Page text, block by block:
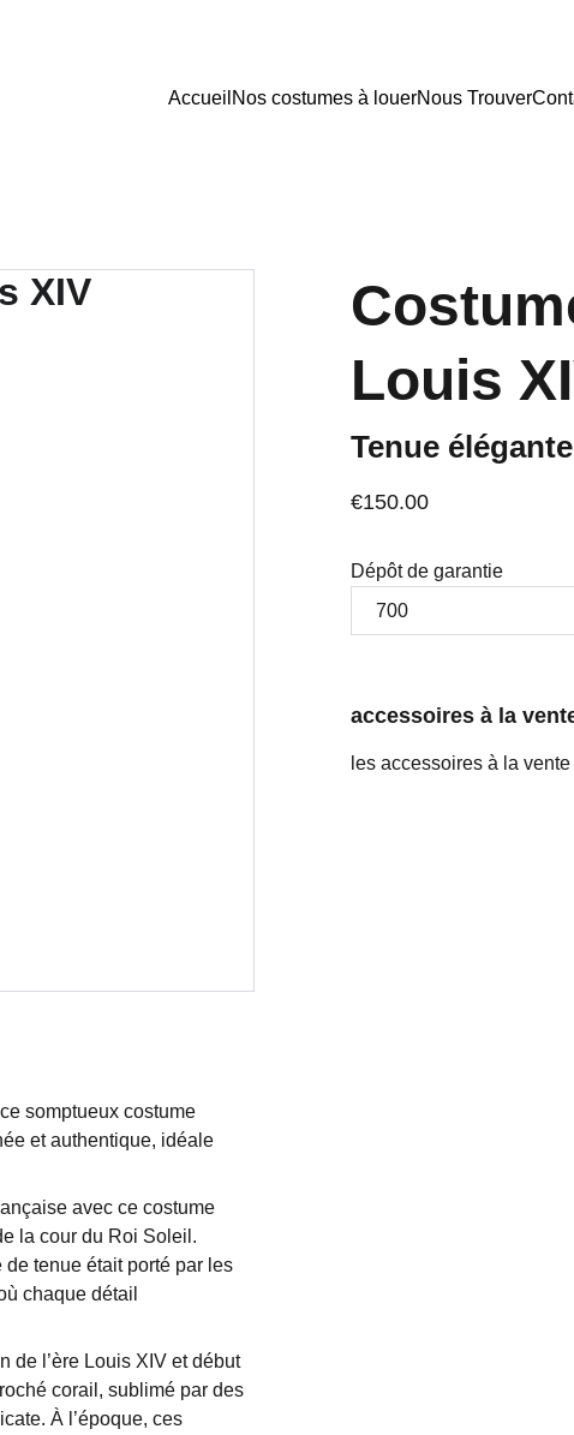
Accueil Nos costumes à louerNous Trouver
somptueux costume
et authentique, idéale
avec ce costume
la cour du Roi Soleil.
de tenue était porté par les
chaque détail
de l’ère Louis XIV et début
corail, sublimé par des
À l’époque, ces
Louis
Tenue
€150.00
Dépôt de garantie
accessoires à la
les accessoires à la